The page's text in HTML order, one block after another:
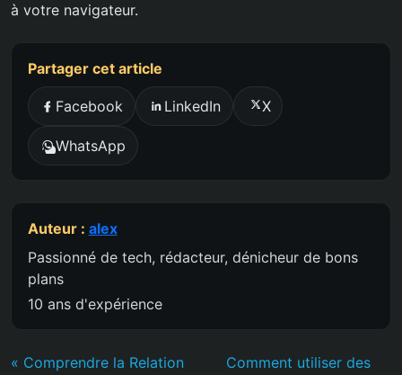
à votre navigateur.
Partager cet article
Facebook LinkedIn X
WhatsApp
Auteur : alex
Passionné de tech, rédacteur, dénicheur de bons
plans
10 ans d'expérience
« Comprendre la Relation
Comment utiliser des